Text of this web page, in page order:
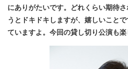
にありがたいです。どれくらい期待さ
うとドキドキしますが、嬉しいこと
ていますよ。今回の貸し切り公演も楽